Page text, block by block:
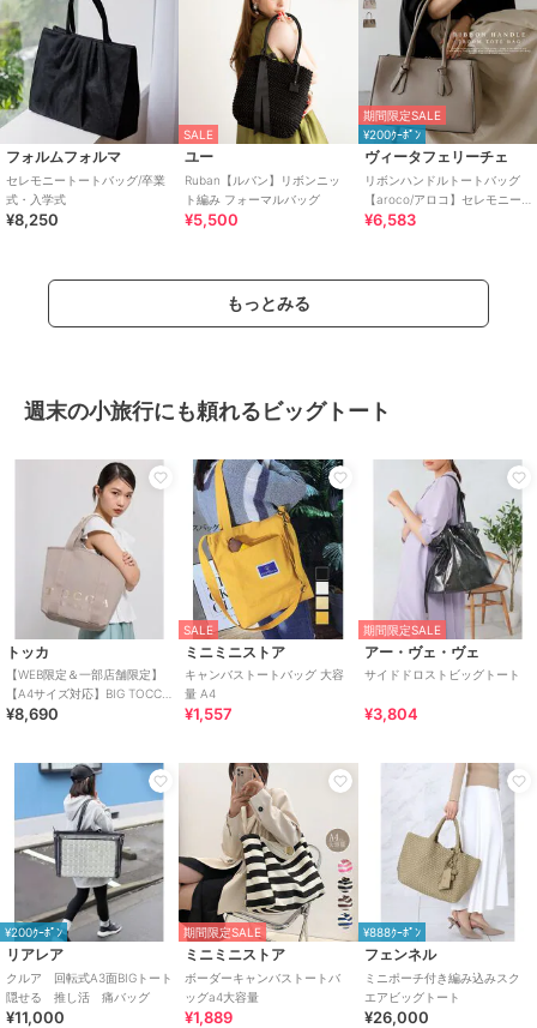
フォルムフォルマ
セレモニートートバッグ/卒業
式・入学式
¥8,250
SALE
ユー
Ruban【ルバン】リボンニッ
ト編み フォーマルバッグ
¥5,500
期間限定SALE
¥200ｸｰﾎﾟﾝ
ヴィータフェリーチェ
リボンハンドルトートバッグ
【aroco/アロコ】セレモニー
向け
¥6,583
もっとみる
週末の小旅行にも頼れるビッグトート
トッカ
【WEB限定＆一部店舗限定】
【A4サイズ対応】BIG TOCCA
TOTE L トートバッグ L
¥8,690
SALE
ミニミニストア
キャンバストートバッグ 大容
量 A4
¥1,557
期間限定SALE
アー・ヴェ・ヴェ
サイドドロストビッグトート
¥3,804
¥200ｸｰﾎﾟﾝ
リアレア
クルア 回転式A3面BIGトート
隠せる 推し活 痛バッグ
¥11,000
期間限定SALE
ミニミニストア
ボーダーキャンバストートバ
ッグa4大容量
¥1,889
¥888ｸｰﾎﾟﾝ
フェンネル
ミニポーチ付き編み込みスク
エアビッグトート
¥26,000